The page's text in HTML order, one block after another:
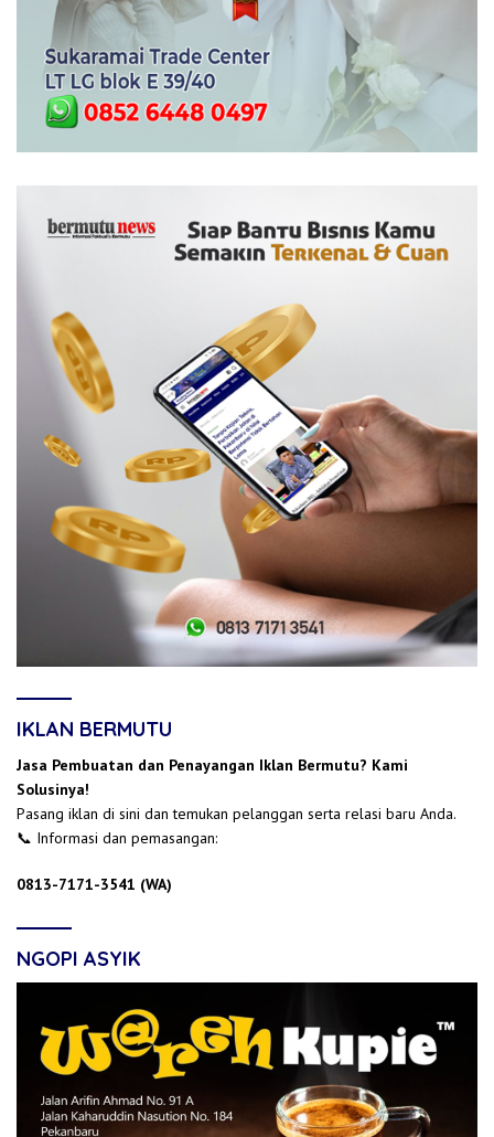
IKLAN BERMUTU
Jasa Pembuatan dan Penayangan Iklan Bermutu? Kami
Solusinya!
Pasang iklan di sini dan temukan pelanggan serta relasi baru Anda.
📞 Informasi dan pemasangan:
0813-7171-3541 (WA)
NGOPI ASYIK